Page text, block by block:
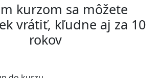
kurzom sa môžete
vrátiť, kľudne aj za 10
rokov